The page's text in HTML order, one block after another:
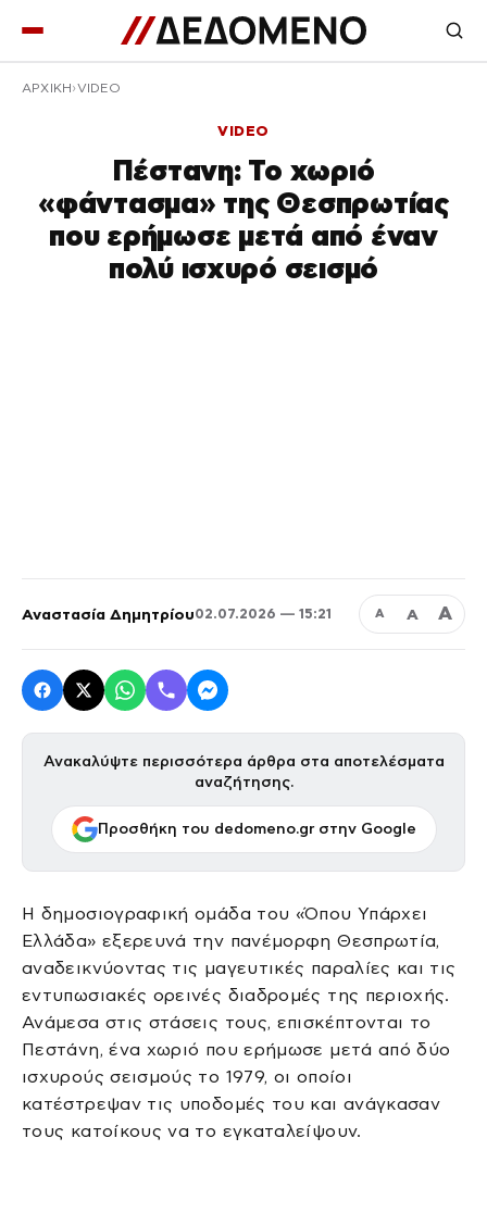
ΑΡΧΙΚΉ VIDEO
VIDEO
Πέστανη: Το χωριό
«φάντασμα» της Θεσπρωτίας
που ερήμωσε μετά από έναν
πολύ ισχυρό σεισμό
Αναστασία Δημητρίου02.07.2026 — 15:21 Α Α Α
Ανακαλύψτε περισσότερα άρθρα στα αποτελέσματα
αναζήτησης.
Προσθήκη του dedomeno.gr στην Google
Η δημοσιογραφική ομάδα του «Όπου Υπάρχει
Ελλάδα» εξερευνά την πανέμορφη Θεσπρωτία,
αναδεικνύοντας τις μαγευτικές παραλίες και τις
εντυπωσιακές ορεινές διαδρομές της περιοχής.
Ανάμεσα στις στάσεις τους, επισκέπτονται το
Πεστάνη, ένα χωριό που ερήμωσε μετά από δύο
ισχυρούς σεισμούς το 1979, οι οποίοι
κατέστρεψαν τις υποδομές του και ανάγκασαν
τους κατοίκους να το εγκαταλείψουν.